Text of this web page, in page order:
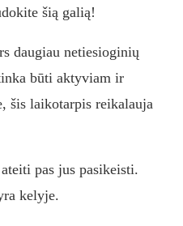
šią galią!
daugiau netiesioginių
būti aktyviam ir
šis laikotarpis reikalauja
pas jus pasikeisti.
kelyje.